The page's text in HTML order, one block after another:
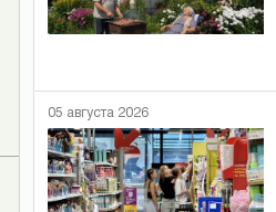
05 августа 2026